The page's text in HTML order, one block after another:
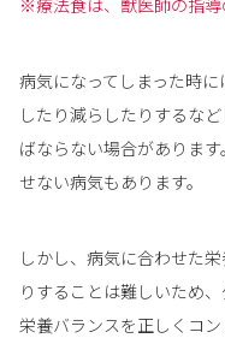
病気になってしまった時
したり減らしたりするな
ばならない場合がありま
せない病気もあります。
しかし、病気に合わせた
りすることは難しいため
栄養バランスを正しくコ